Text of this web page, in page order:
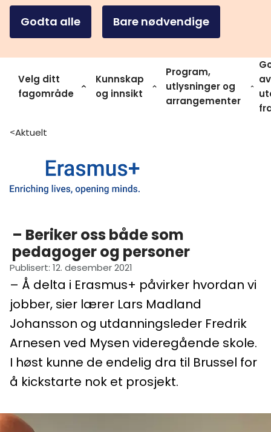
Godta alle Bare nødvendige
Velg ditt
fagområde
Kunnskap
og innsikt
Program,
utlysninger og
arrangementer
av
>Aktuelt
– Beriker oss både som
pedagoger og personer
Publisert: 12. desember 2021
– Å delta i Erasmus+ påvirker hvordan vi
jobber, sier lærer Lars Madland
Johansson og utdanningsleder Fredrik
Arnesen ved Mysen videregående skole.
I høst kunne de endelig dra til Brussel for
å kickstarte nok et prosjekt.